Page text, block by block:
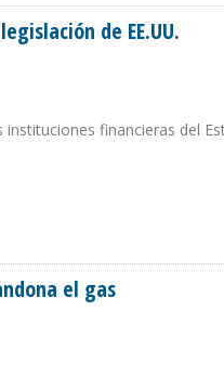
de EE.UU.
instituciones financieras del
el gas